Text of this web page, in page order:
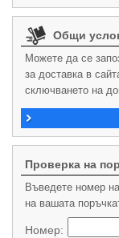
Общи
Можете да се
за доставка в
сключването на
Проверка на
Въведете номер
на вашата
Номер: